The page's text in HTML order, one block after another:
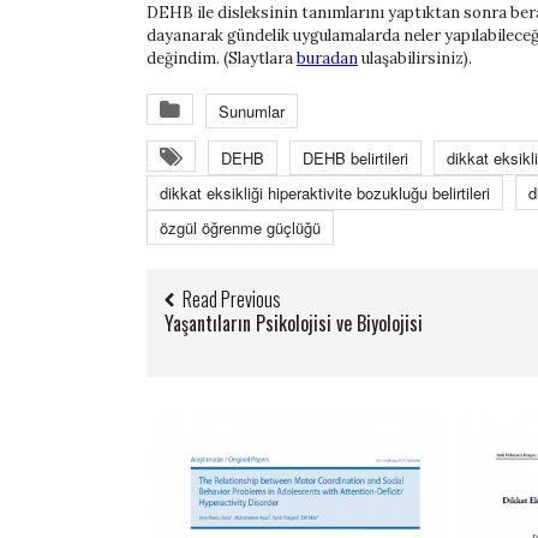
DEHB ile disleksinin tanımlarını yaptıktan sonra
dayanarak gündelik uygulamalarda neler
değindim. (Slaytlaraburadanulaşabilirsiniz).
Sunumlar
DEHB DEHB belirtileri
dikkat
dikkat eksikliği hiperaktivite bozukluğu belirtileri
özgül öğrenme güçlüğü
Read Previous
Yaşantıların Psikolojisi ve Biyolojisi